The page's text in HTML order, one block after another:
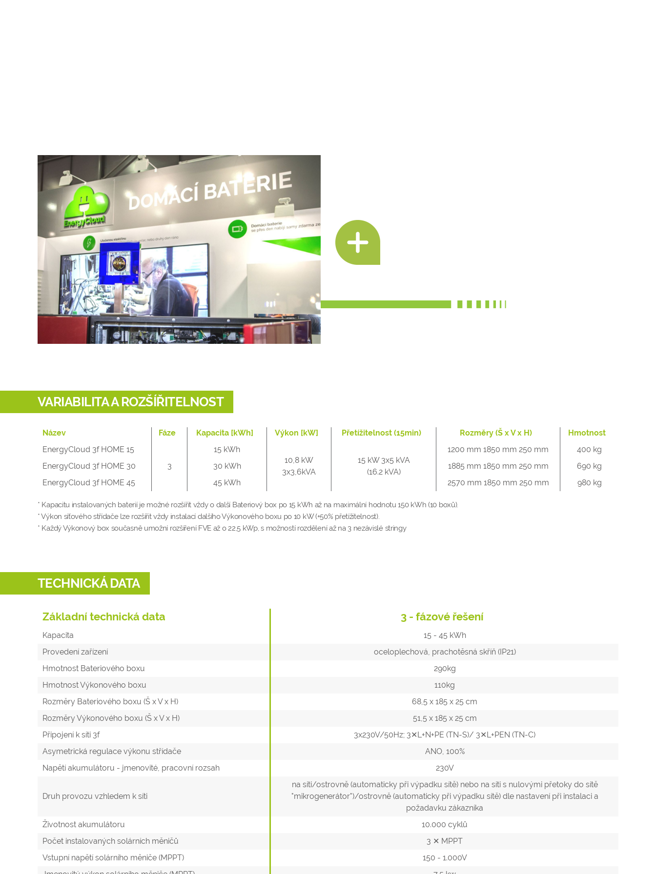
VARIABILITA A ROZŠÍŘITELNOST
Název Fáze Kapacita [kWh] Výkon [kW] Přetížitelnost (15min) Rozměry (Š x V x H)
Hmotnost
EnergyCloud 3f HOME 15
3
15 kWh
10,8 kW
3x3,6kVA
15 kW 3x5 kVA
(16.2 kVA)
1200 mm 1850 mm 250 mm
400 kg
EnergyCloud 3f HOME 30
30 kWh 1885 mm 1850 mm 250 mm
690 kg
EnergyCloud 3f HOME 45
45 kWh 2570 mm 1850 mm 250 mm 980 kg
* Kapacitu instalovaných baterií je možné rozšířit vždy o další Bateriový box po 15 kWh až na maximální hodnotu 150 kWh (10 boxů).
* Výkon síťového střídače lze rozšířit vždy instalací dalšího Výkonového boxu po 10 kW (+50% přetížitelnost).
* Každý Výkonový box současně umožní rozšíření FVE až o 22,5 kWp, s možností rozdělení až na 3 nezávislé stringy
TECHNICKÁ DATA
Základní technická data 3 - fázové řešení
Kapacita
15 - 45 kWh
Provedení zařízení
oceloplechová, prachotěsná skříň (IP21)
Hmotnost Bateriového boxu
290kg
Hmotnost Výkonového boxu
110kg
Rozměry Bateriového boxu (Š x V x H)
68,5 x 185 x 25 cm
Rozměry Výkonového boxu (Š x V x H)
51,5 x 185 x 25 cm
Připojení k síti 3f
3x230V/50Hz; 3✕L+N+PE (TN-S)/ 3✕L+PEN (TN-C)
Asymetrická regulace výkonu střídače
ANO, 100%
Napětí akumulátoru - jmenovité, pracovní rozsah
230V
Druh provozu vzhledem k síti
na síti/ostrovně (automaticky při výpadku sítě) nebo na síti s nulovými přetoky do sítě
"mikrogenerátor")/ostrovně (automaticky při výpadku sítě) dle nastavení při instalaci a
požadavku zákazníka
Životnost akumulátoru
10.000 cyklů
Počet instalovaných solárních měničů
3 ✕ MPPT
Vstupní napětí solárního měniče (MPPT)
150 - 1.000V